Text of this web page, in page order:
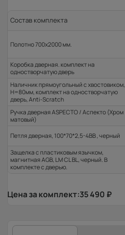
Состав комплекта
Полотно 700x2000 мм.
Коробка дверная. комплект на
одностворчатую дверь
Наличник прямоугольный с хвостовиком,
H=80мм, комплект на одностворчатую
дверь, Anti-Scratch
Ручка дверная ASPECTO / Аспекто (Хром
матовый)
Петля дверная, 100*70*2,5-4ВВ , черный
Защелка с пластиковым язычком,
магнитная AGB, LM CL BL, черный. В
комплекте с дверью.
Цена за комплект:35 490 ₽